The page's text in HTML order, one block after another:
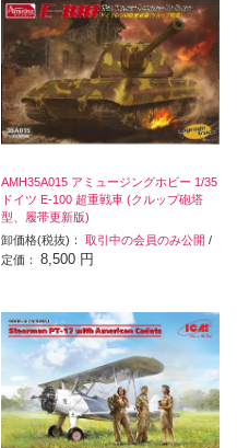
AMH35A015 アミュージングホビー 1/35
ドイツ E-100 超重戦車 (クルップ砲塔
型、履帯更新版)
卸価格(税抜)：取引中の会員のみ公開 /
定価：8,500 円